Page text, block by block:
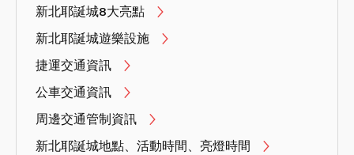
新北耶誕城8大亮點
新北耶誕城遊樂設施
捷運交通資訊
公車交通資訊
周邊交通管制資訊
新北耶誕城地點、活動時間、亮燈時間